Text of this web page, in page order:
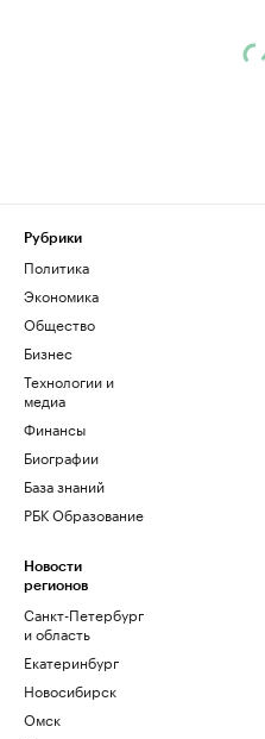
Рубрики
Политика
Экономика
Общество
Бизнес
Технологии и
медиа
Финансы
Биографии
База знаний
РБК Образование
Новости
регионов
Санкт-Петербург
и область
Екатеринбург
Новосибирск
Омск